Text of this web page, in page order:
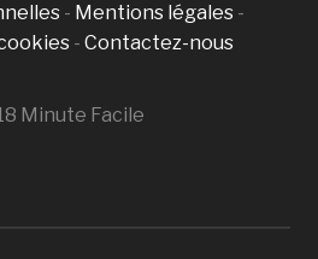
- Mentions légales -
- Contactez-nous
Minute Facile